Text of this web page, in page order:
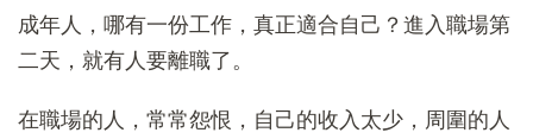
成年人，哪有一份工作，真正適合自己？進入職場第
二天，就有人要離職了。
在職場的人，常常怨恨，自己的收入太少，周圍的人